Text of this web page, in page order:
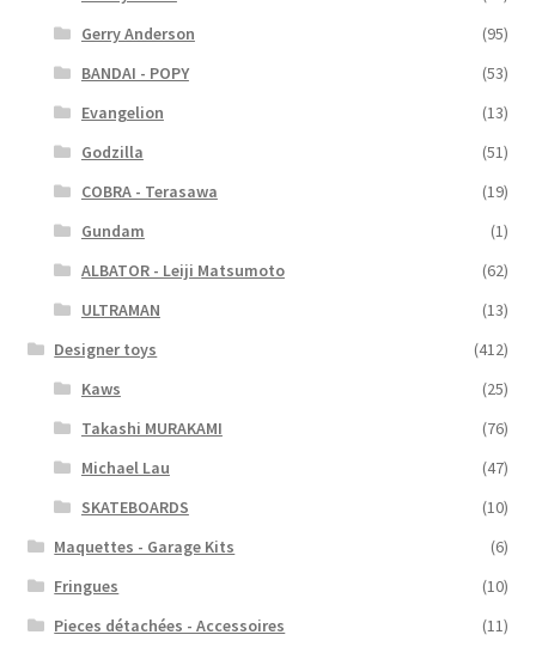
Gerry Anderson
(95)
BANDAI - POPY
(53)
Evangelion
(13)
Godzilla
(51)
COBRA - Terasawa
(19)
Gundam
(1)
ALBATOR - Leiji Matsumoto
(62)
ULTRAMAN
(13)
Designer toys
(412)
Kaws
(25)
Takashi MURAKAMI
(76)
Michael Lau
(47)
SKATEBOARDS
(10)
Maquettes - Garage Kits
(6)
Fringues
(10)
Pieces détachées - Accessoires
(11)